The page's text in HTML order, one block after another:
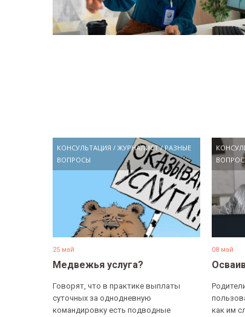
КОНСУЛЬТАЦИЯ / ЖУРНАЛИСТ/РАЗНЫЕ
ВОПРОСЫ
25 май
Медвежья услуга?
Говорят, что в практике выплаты
суточных за однодневную
командировку есть подводные
08 май
как им